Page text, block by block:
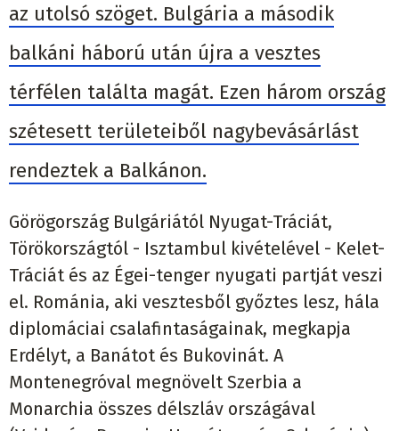
az utolsó szöget. Bulgária a második
balkáni háború után újra a vesztes
térfélen találta magát. Ezen három ország
szétesett területeiből nagybevásárlást
rendeztek a Balkánon.
Görögország Bulgáriától Nyugat-Tráciát,
Törökországtól - Isztambul kivételével - Kelet-
Tráciát és az Égei-tenger nyugati partját veszi
el. Románia, aki vesztesből győztes lesz, hála
diplomáciai csalafintaságainak, megkapja
Erdélyt, a Banátot és Bukovinát. A
Montenegróval megnövelt Szerbia a
Monarchia összes délszláv országával